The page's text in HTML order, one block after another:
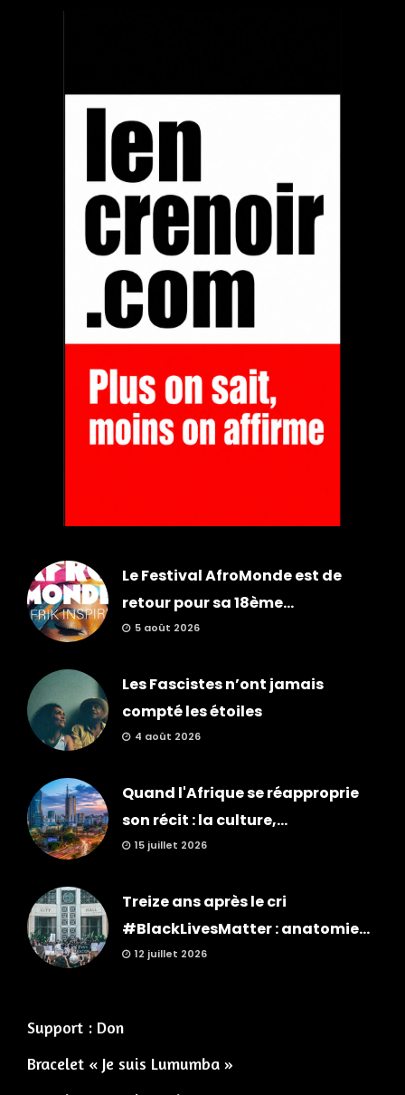
Le Festival AfroMonde est de
retour pour sa 18ème...
5 août 2026
Les Fascistes n’ont jamais
compté les étoiles
4 août 2026
Quand l'Afrique se réapproprie
son récit : la culture,...
15 juillet 2026
Treize ans après le cri
#BlackLivesMatter : anatomie...
12 juillet 2026
Support : Don
Bracelet « Je suis Lumumba »